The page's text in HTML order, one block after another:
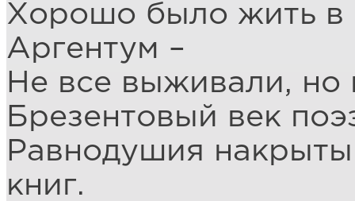
Хорошо было жить в
Аргентум –
Не все выживали, но
Брезентовый век
Равнодушия
книг.